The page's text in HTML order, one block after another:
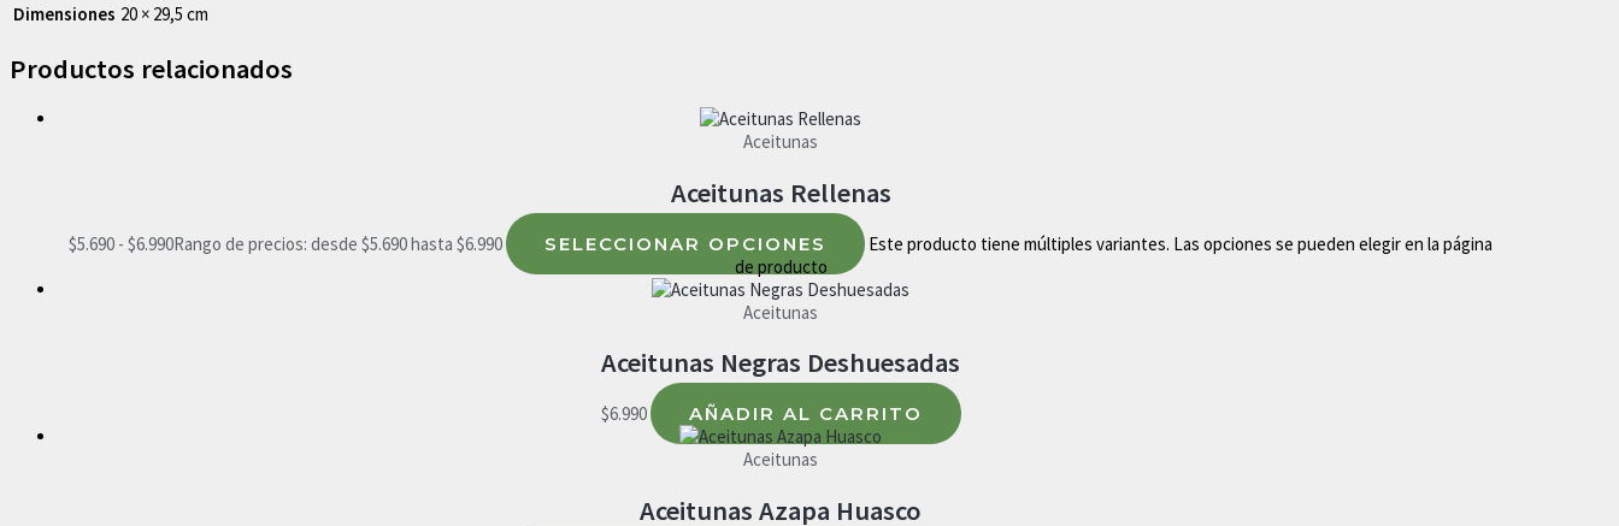
Dimensiones 20 × 29,5 cm
Productos relacionados
Aceitunas
Aceitunas Rellenas
$5.690 - $6.990Rango de precios: desde $5.690 hasta $6.990 SELECCIONAR OPCIONES
Este producto tiene múltiples variantes. Las opciones se pueden elegir en la página
de producto
Aceitunas
Aceitunas Negras Deshuesadas
$6.990
AÑADIR AL CARRITO
Aceitunas
Aceitunas Azapa Huasco